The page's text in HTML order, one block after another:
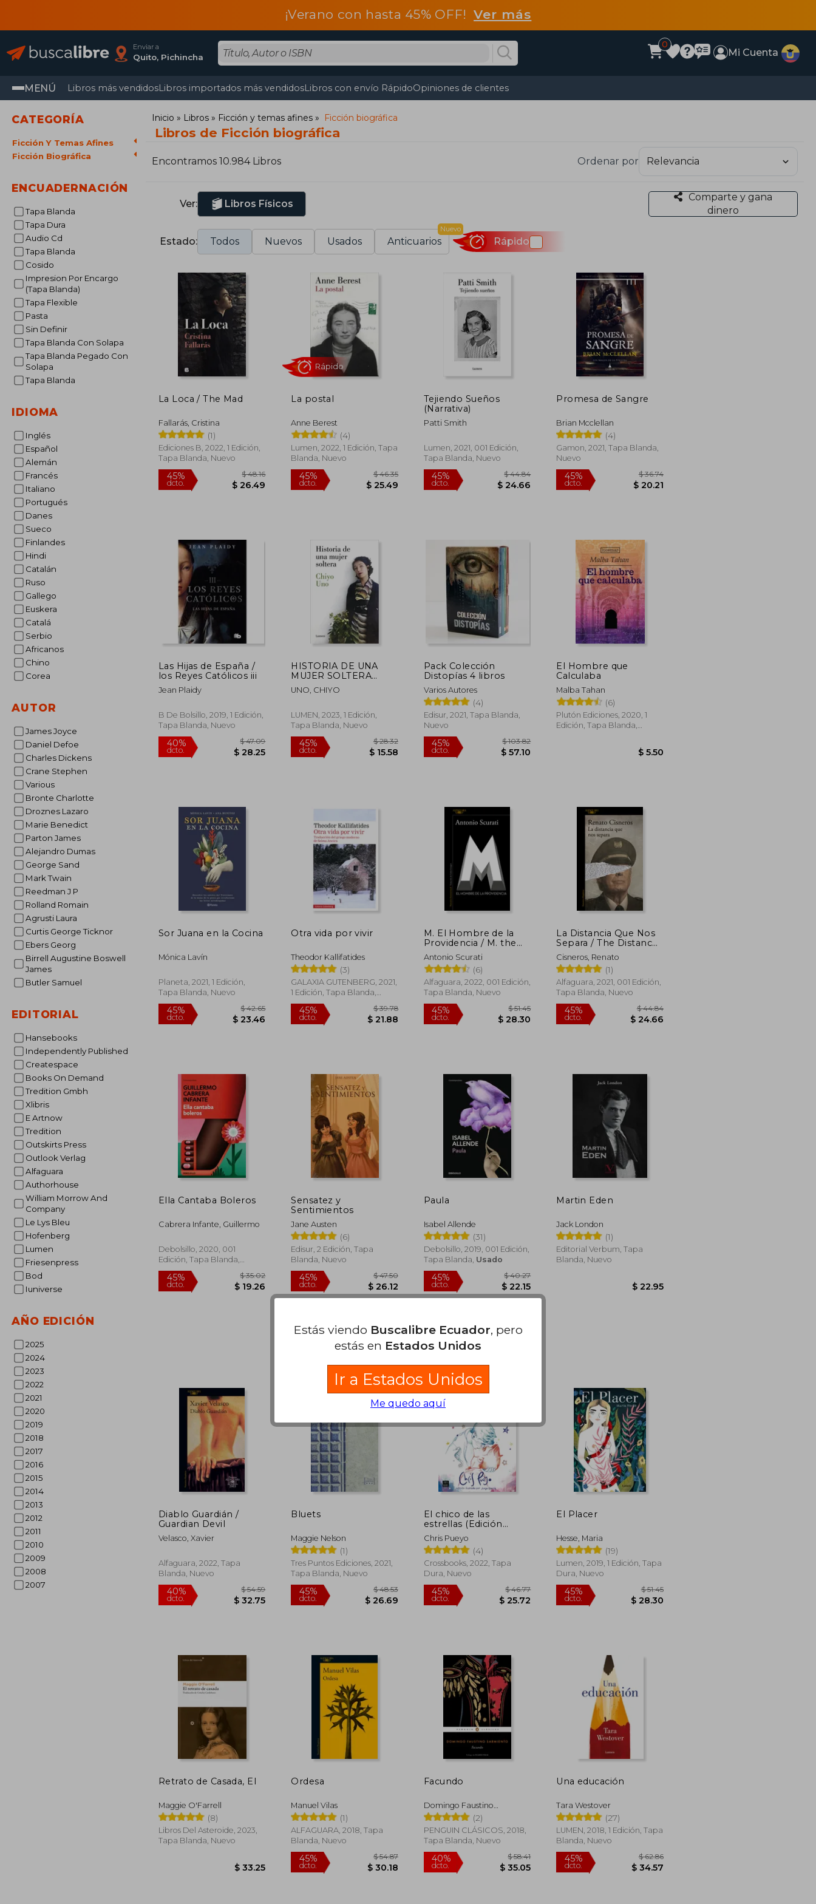
¡Verano con hasta 45% OFF!Ver más
Enviar a
Quito, Pichincha
0
Mi Cuenta
MENÚ Libros más vendidosLibros importados más vendidosLibros con envío RápidoOpiniones de clientes
CATEGORÍA
Ficción Y Temas Afines
Ficción Biográfica
ENCUADERNACIÓN
Tapa Blanda
Tapa Dura
Audio Cd
Tapa Blanda
Cosido
Impresion Por Encargo
(Tapa Blanda)
Tapa Flexible
Pasta
Sin Definir
Tapa Blanda Con Solapa
Tapa Blanda Pegado Con
Solapa
Tapa Blanda
IDIOMA
Inglés
Español
Alemán
Francés
Italiano
Portugués
Danes
Sueco
Finlandes
Hindi
Catalán
Ruso
Gallego
Euskera
Catalá
Serbio
Africanos
Chino
Corea
AUTOR
James Joyce
Daniel Defoe
Charles Dickens
Crane Stephen
Various
Bronte Charlotte
Droznes Lazaro
Marie Benedict
Parton James
Alejandro Dumas
George Sand
Mark Twain
Reedman J P
Rolland Romain
Agrusti Laura
Curtis George Ticknor
Ebers Georg
Birrell Augustine Boswell
James
Butler Samuel
EDITORIAL
Hansebooks
Independently Published
Createspace
Books On Demand
Tredition Gmbh
Xlibris
E Artnow
Tredition
Outskirts Press
Outlook Verlag
Alfaguara
Authorhouse
William Morrow And
Company
Le Lys Bleu
Hofenberg
Lumen
Friesenpress
Bod
Iuniverse
AÑO EDICIÓN
2025
2024
2023
2022
2021
2020
2019
2018
2017
2016
2015
2014
2013
2012
2011
2010
2009
2008
2007
Inicio Libros Ficción y temas afines Ficción biográfica
Libros de Ficción biográfica
Encontramos 10.984 Libros Ordenar por
Ver: Libros Físicos
Comparte y gana
dinero
Estado: Todos Nuevos Usados Anticuarios
Nuevo
Rápido
La Loca / The Mad
Fallarás, Cristina
(1)
Ediciones B, 2022, 1 Edición,
Tapa Blanda, Nuevo
La postal
Anne Berest
(4)
Lumen, 2022, 1 Edición, Tapa
Blanda, Nuevo
Tejiendo Sueños
(Narrativa)
Patti Smith
Lumen, 2021, 001 Edición,
Tapa Blanda, Nuevo
$ 24.66
Promesa de Sangre
Brian Mcclellan
(4)
Gamon, 2021, Tapa Blanda,
Nuevo
Las Hijas de España /
los Reyes Católicos iii
Jean Plaidy
B De Bolsillo, 2019, 1 Edición,
Tapa Blanda, Nuevo
40%
dcto.
HISTORIA DE UNA
MUJER SOLTERA
(2023)
UNO, CHIYO
LUMEN, 2023, 1 Edición,
Tapa Blanda, Nuevo
45%
dcto.
Pack Colección
Distopías 4 libros
Varios Autores
(4)
Edisur, 2021, Tapa Blanda,
Nuevo
45%
dcto.
$ 103.82
$ 57.10
El Hombre que
Calculaba
Malba Tahan
(6)
Plutón Ediciones, 2020, 1
Edición, Tapa Blanda,
Sor Juana en la Cocina
Mónica Lavín
Planeta, 2021, 1 Edición,
Tapa Blanda, Nuevo
45%
dcto.
Otra vida por vivir
Theodor Kallifatides
(3)
GALAXIA GUTENBERG, 2021,
1 Edición, Tapa Blanda,
Nuevo
45%
dcto.
M. El Hombre de la
Providencia / M. the
Man of Providence
Antonio Scurati
(6)
Alfaguara, 2022, 001 Edición,
Tapa Blanda, Nuevo
45%
dcto.
La Distancia Que Nos
Separa / The Distance
Between Us
Cisneros, Renato
(1)
Alfaguara, 2021, 001 Edición,
Tapa Blanda, Nuevo
Ella Cantaba Boleros
Cabrera Infante, Guillermo
Debolsillo, 2020, 001
Edición, Tapa Blanda,
Nuevo
45%
dcto. $ 19.26
Sensatez y
Sentimientos
Jane Austen
(6)
Edisur, 2 Edición, Tapa
Blanda, Nuevo
dcto. $ 26.12
Comprar Usado
Paula
Isabel Allende
(31)
Debolsillo, 2019, 001 Edición,
Tapa Blanda, Usado
dcto.
$ 40.27
$ 22.15
Martin Eden
Jack London
(1)
Editorial Verbum, Tapa
Blanda, Nuevo
Diablo Guardián /
Guardian Devil
Velasco, Xavier
Alfaguara, 2022, Tapa
Blanda, Nuevo
dcto. $ 32.75
Bluets
Maggie Nelson
(1)
Tres Puntos Ediciones, 2021,
Tapa Blanda, Nuevo
$ 26.69
El chico de las
estrellas (Edición
Ilustrada)
Chris Pueyo
(4)
Crossbooks, 2022, Tapa
Dura, Nuevo
$ 25.72
El Placer
Hesse, Maria
(19)
Lumen, 2019, 1 Edición, Tapa
Dura, Nuevo
Retrato de Casada, El
Maggie O'Farrell
(8)
Libros Del Asteroide, 2023,
Tapa Blanda, Nuevo
Ordesa
Manuel Vilas
(1)
ALFAGUARA, 2018, Tapa
Blanda, Nuevo
Facundo
Domingo Faustino
Sarmiento
(2)
PENGUIN CLÁSICOS, 2018,
Tapa Blanda, Nuevo
Una educación
Tara Westover
(27)
LUMEN, 2018, 1 Edición, Tapa
Blanda, Nuevo
Estás viendo Buscalibre Ecuador, pero
estás en Estados Unidos
Ir a Estados Unidos
Me quedo aquí